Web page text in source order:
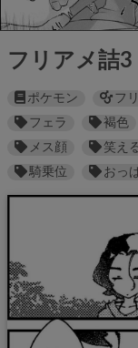
フリアメ詰3
ポケモン フ
フェラ
褐色
メス顔
笑え
騎乗位
おっ